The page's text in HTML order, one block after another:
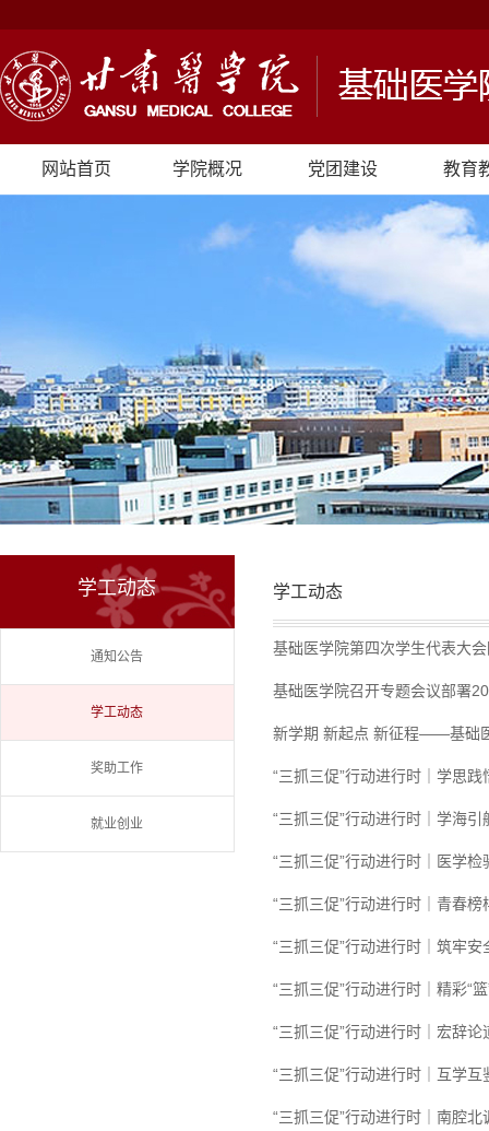
网站首页 学院概况 党团建设 教育
学工动态
通知公告
学工动态
奖助工作
就业创业
学工动态
基础医学院第四次学生代表大
基础医学院召开专题会议部署
新学期 新起点 新征程——基础
“三抓三促”行动进行时｜学思
“三抓三促”行动进行时｜学海引
“三抓三促”行动进行时｜医学
“三抓三促”行动进行时｜青春榜
“三抓三促”行动进行时｜筑牢
“三抓三促”行动进行时｜精彩“
“三抓三促”行动进行时｜宏辞论
“三抓三促”行动进行时｜互学互
“三抓三促”行动进行时｜南腔北